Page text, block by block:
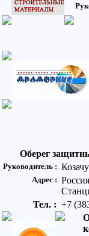
Оберег
Руководитель :
Адрес :
Тел. : +7